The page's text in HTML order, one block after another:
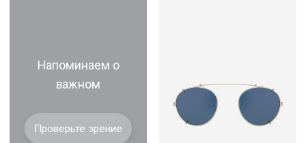
Напоминаем о
важном
Проверьте зрение